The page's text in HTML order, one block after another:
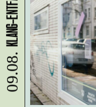
09.08.